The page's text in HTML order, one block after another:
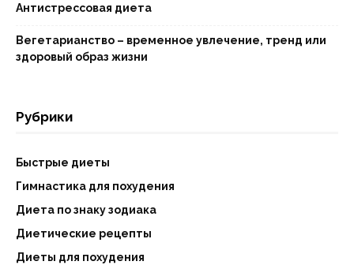
Антистрессовая диета
Вегетарианство – временное увлечение, тренд или
здоровый образ жизни
Рубрики
Быстрые диеты
Гимнастика для похудения
Диета по знаку зодиака
Диетические рецепты
Диеты для похудения